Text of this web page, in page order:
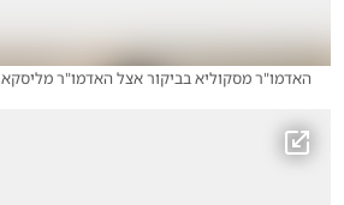
האדמו"ר מסקוליא בביקור אצל האדמו"ר מליסקא